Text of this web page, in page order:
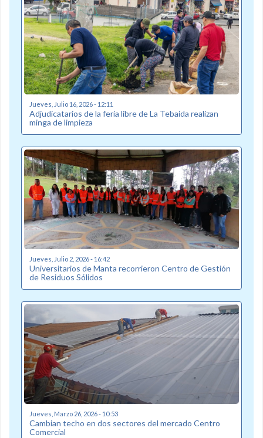
Jueves, Julio 16, 2026 - 12:11
Adjudicatarios de la feria libre de La Tebaida realizan
minga de limpieza
Jueves, Julio 2, 2026 - 16:42
Universitarios de Manta recorrieron Centro de Gestión
de Residuos Sólidos
Jueves, Marzo 26, 2026 - 10:53
Cambian techo en dos sectores del mercado Centro
Comercial